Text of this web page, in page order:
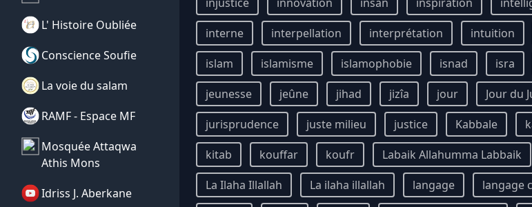
L' Histoire Oubliée
Conscience Soufie
La voie du salam
RAMF - Espace MF
Mosquée Attaqwa
Athis Mons
Idriss J. Aberkane
interne
interpellation interprétation intuition
islam
islamisme islamophobie isnad isra
jeunesse
jeûne jihad jizîa jour Jour du
jurisprudence
juste milieu justice Kabbale
kitab
kouffar koufr Labaik Allahumma Labbaik
La Ilaha Illallah
La ilaha illallah langage langage